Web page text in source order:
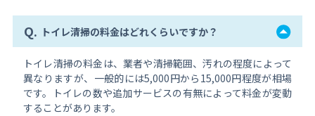
Q. トイレ清掃の料金はどれくらいですか？
トイレ清掃の料金は、業者や清掃範囲、汚れの程度によって
異なりますが、一般的には5,000円から15,000円程度が相場
です。トイレの数や追加サービスの有無によって料金が変動
することがあります。